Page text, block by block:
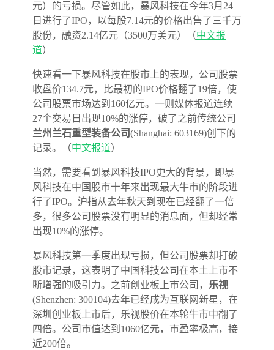
元）的亏损。尽管如此，暴风科技在今年3月24
日进行了IPO，以每股7.14元的价格出售了三千万
股份，融资2.14亿元（3500万美元）（中文报
道）
快速看一下暴风科技在股市上的表现，公司股票
收盘价134.7元，比最初的IPO价格翻了19倍，使
公司股票市场达到160亿元。一则媒体报道连续
27个交易日出现10%的涨停，破了之前传统公司
兰州兰石重型装备公司(Shanghai: 603169)创下的
记录。（中文报道）
当然，需要看到暴风科技IPO更大的背景，即暴
风科技在中国股市十年来出现最大牛市的阶段进
行了IPO。沪指从去年秋天到现在已经翻了一倍
多，很多公司股票没有明显的消息面，但却经常
出现10%的涨停。
暴风科技第一季度出现亏损，但公司股票却打破
股市记录，这表明了中国科技公司在本土上市不
断增强的吸引力。之前创业板上市公司， 乐视
(Shenzhen: 300104)去年已经成为互联网新星，在
深圳创业板上市后，乐视股价在本轮牛市中翻了
四倍。公司市值达到1060亿元，市盈率极高，接
近200倍。